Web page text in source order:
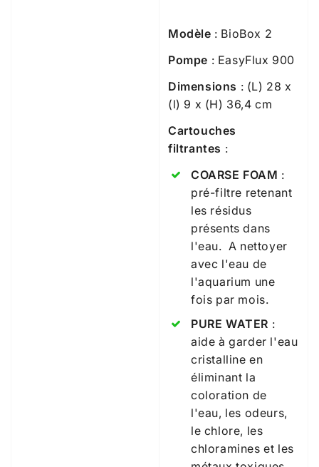
Modèle : BioBox 2
Pompe : EasyFlux 900
Dimensions : (L) 28 x
(l) 9 x (H) 36,4 cm
Cartouches
filtrantes :
COARSE FOAM :
pré-filtre retenant
les résidus
présents dans
l'eau. A nettoyer
avec l'eau de
l'aquarium une
fois par mois.
PURE WATER :
aide à garder l'eau
cristalline en
éliminant la
coloration de
l'eau, les odeurs,
le chlore, les
chloramines et les